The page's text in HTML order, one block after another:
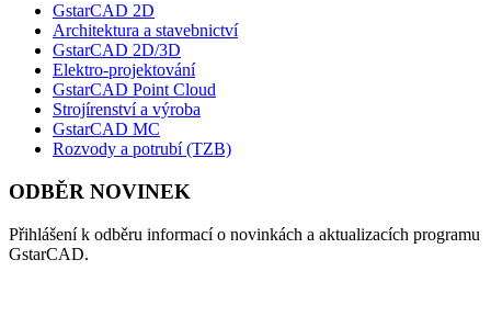
GstarCAD 2D
Architektura a stavebnictví
GstarCAD 2D/3D
Elektro-projektování
GstarCAD Point Cloud
Strojírenství a výroba
GstarCAD MC
Rozvody a potrubí (TZB)
ODBĚR NOVINEK
Přihlášení k odběru informací o novinkách a aktualizacích programu
GstarCAD.